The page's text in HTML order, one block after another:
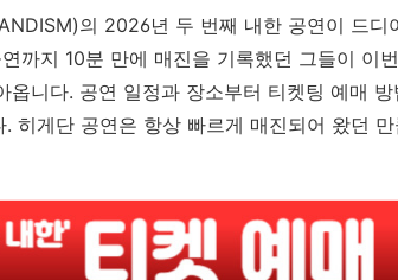
의 2026년 두 번째 내한 공연이 드디
까지 10분 만에 매진을 기록했던 그들이 이
옵니다. 공연 일정과 장소부터 티켓팅 예매
히게단 공연은 항상 빠르게 매진되어 왔던